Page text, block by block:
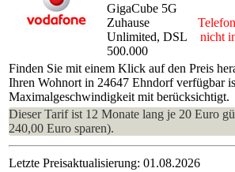
GigaCube 5G
Zuhause
Unlimited, DSL
500.000
nicht
Finden Sie mit einem Klick auf den Preis
Ihren Wohnort in 24647 Ehndorf verfügbar
Maximalgeschwindigkeit mit berücksichtigt.
Dieser Tarif ist 12 Monate lang je 20 Euro
240,00 Euro sparen).
Letzte Preisaktualisierung: 01.08.2026